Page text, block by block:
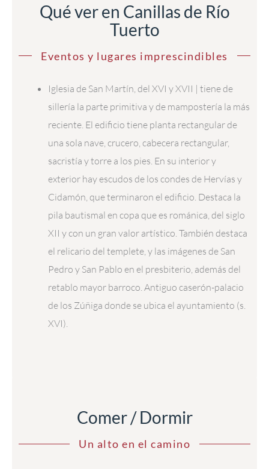
Qué ver en Canillas de Río
Tuerto
Eventos y lugares imprescindibles
Iglesia de San Martín, del XVI y XVII | tiene de
sillería la parte primitiva y de mampostería la más
reciente. El edificio tiene planta rectangular de
una sola nave, crucero, cabecera rectangular,
sacristía y torre a los pies. En su interior y
exterior hay escudos de los condes de Hervías y
Cidamón, que terminaron el edificio. Destaca la
pila bautismal en copa que es románica, del siglo
XII y con un gran valor artístico. También destaca
el relicario del templete, y las imágenes de San
Pedro y San Pablo en el presbiterio, además del
retablo mayor barroco. Antiguo caserón-palacio
de los Zúñiga donde se ubica el ayuntamiento (s.
XVI).
Comer / Dormir
Un alto en el camino